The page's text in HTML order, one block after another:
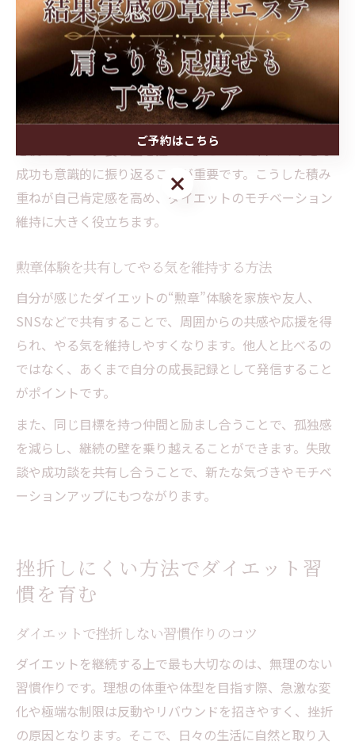
毎日の努力を自信につなげるためには、行動を可視化
し、達成したことを記録することが効果的です。たとえ
ば、食事内容や運動量をノートやアプリで記録し、少し
ずつでも続けられた自分を褒める習慣を持ちましょう。
また、体重や体脂肪率の変化だけでなく、「今日は階段
を使った」「夕食の量を控えた」といった日々の小さな
成功も意識的に振り返ることが重要です。こうした積み
重ねが自己肯定感を高め、ダイエットのモチベーション
維持に大きく役立ちます。
勲章体験を共有してやる気を維持する方法
自分が感じたダイエットの“勲章”体験を家族や友人、
SNSなどで共有することで、周囲からの共感や応援を得
られ、やる気を維持しやすくなります。他人と比べるの
ではなく、あくまで自分の成長記録として発信すること
がポイントです。
また、同じ目標を持つ仲間と励まし合うことで、孤独感
を減らし、継続の壁を乗り越えることができます。失敗
談や成功談を共有し合うことで、新たな気づきやモチベ
ーションアップにもつながります。
挫折しにくい方法でダイエット習
慣を育む
ダイエットで挫折しない習慣作りのコツ
ダイエットを継続する上で最も大切なのは、無理のない
習慣作りです。理想の体重や体型を目指す際、急激な変
化や極端な制限は反動やリバウンドを招きやすく、挫折
の原因となります。そこで、日々の生活に自然と取り入
ご予約はこちら
ご予約はこちら